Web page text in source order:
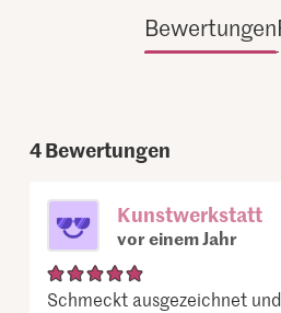
Bewertungen
4Bewertungen
Kunstwerkstatt
vor einem Jahr
Schmeckt ausgezeichnet